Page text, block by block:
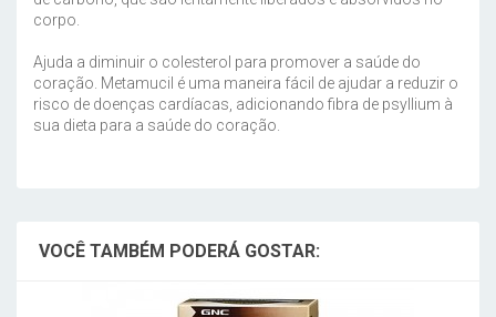
corpo.
Ajuda a diminuir o colesterol para promover a saúde do
coração. Metamucil é uma maneira fácil de ajudar a reduzir o
risco de doenças cardíacas, adicionando fibra de psyllium à
sua dieta para a saúde do coração.
VOCÊ TAMBÉM PODERÁ GOSTAR: